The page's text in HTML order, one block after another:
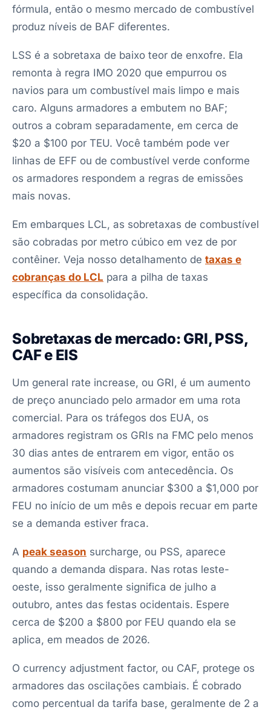
fórmula, então o mesmo mercado de combustível
produz níveis de BAF diferentes.
LSS é a sobretaxa de baixo teor de enxofre. Ela
remonta à regra IMO 2020 que empurrou os
navios para um combustível mais limpo e mais
caro. Alguns armadores a embutem no BAF;
outros a cobram separadamente, em cerca de
$20 a $100 por TEU. Você também pode ver
linhas de EFF ou de combustível verde conforme
os armadores respondem a regras de emissões
mais novas.
Em embarques LCL, as sobretaxas de combustível
são cobradas por metro cúbico em vez de por
contêiner. Veja nosso detalhamento de taxas e
cobranças do LCL para a pilha de taxas
específica da consolidação.
Sobretaxas de mercado: GRI, PSS,
CAF e EIS
Um general rate increase, ou GRI, é um aumento
de preço anunciado pelo armador em uma rota
comercial. Para os tráfegos dos EUA, os
armadores registram os GRIs na FMC pelo menos
30 dias antes de entrarem em vigor, então os
aumentos são visíveis com antecedência. Os
armadores costumam anunciar $300 a $1,000 por
FEU no início de um mês e depois recuar em parte
se a demanda estiver fraca.
A peak season surcharge, ou PSS, aparece
quando a demanda dispara. Nas rotas leste-
oeste, isso geralmente significa de julho a
outubro, antes das festas ocidentais. Espere
cerca de $200 a $800 por FEU quando ela se
aplica, em meados de 2026.
O currency adjustment factor, ou CAF, protege os
armadores das oscilações cambiais. É cobrado
como percentual da tarifa base, geralmente de 2 a